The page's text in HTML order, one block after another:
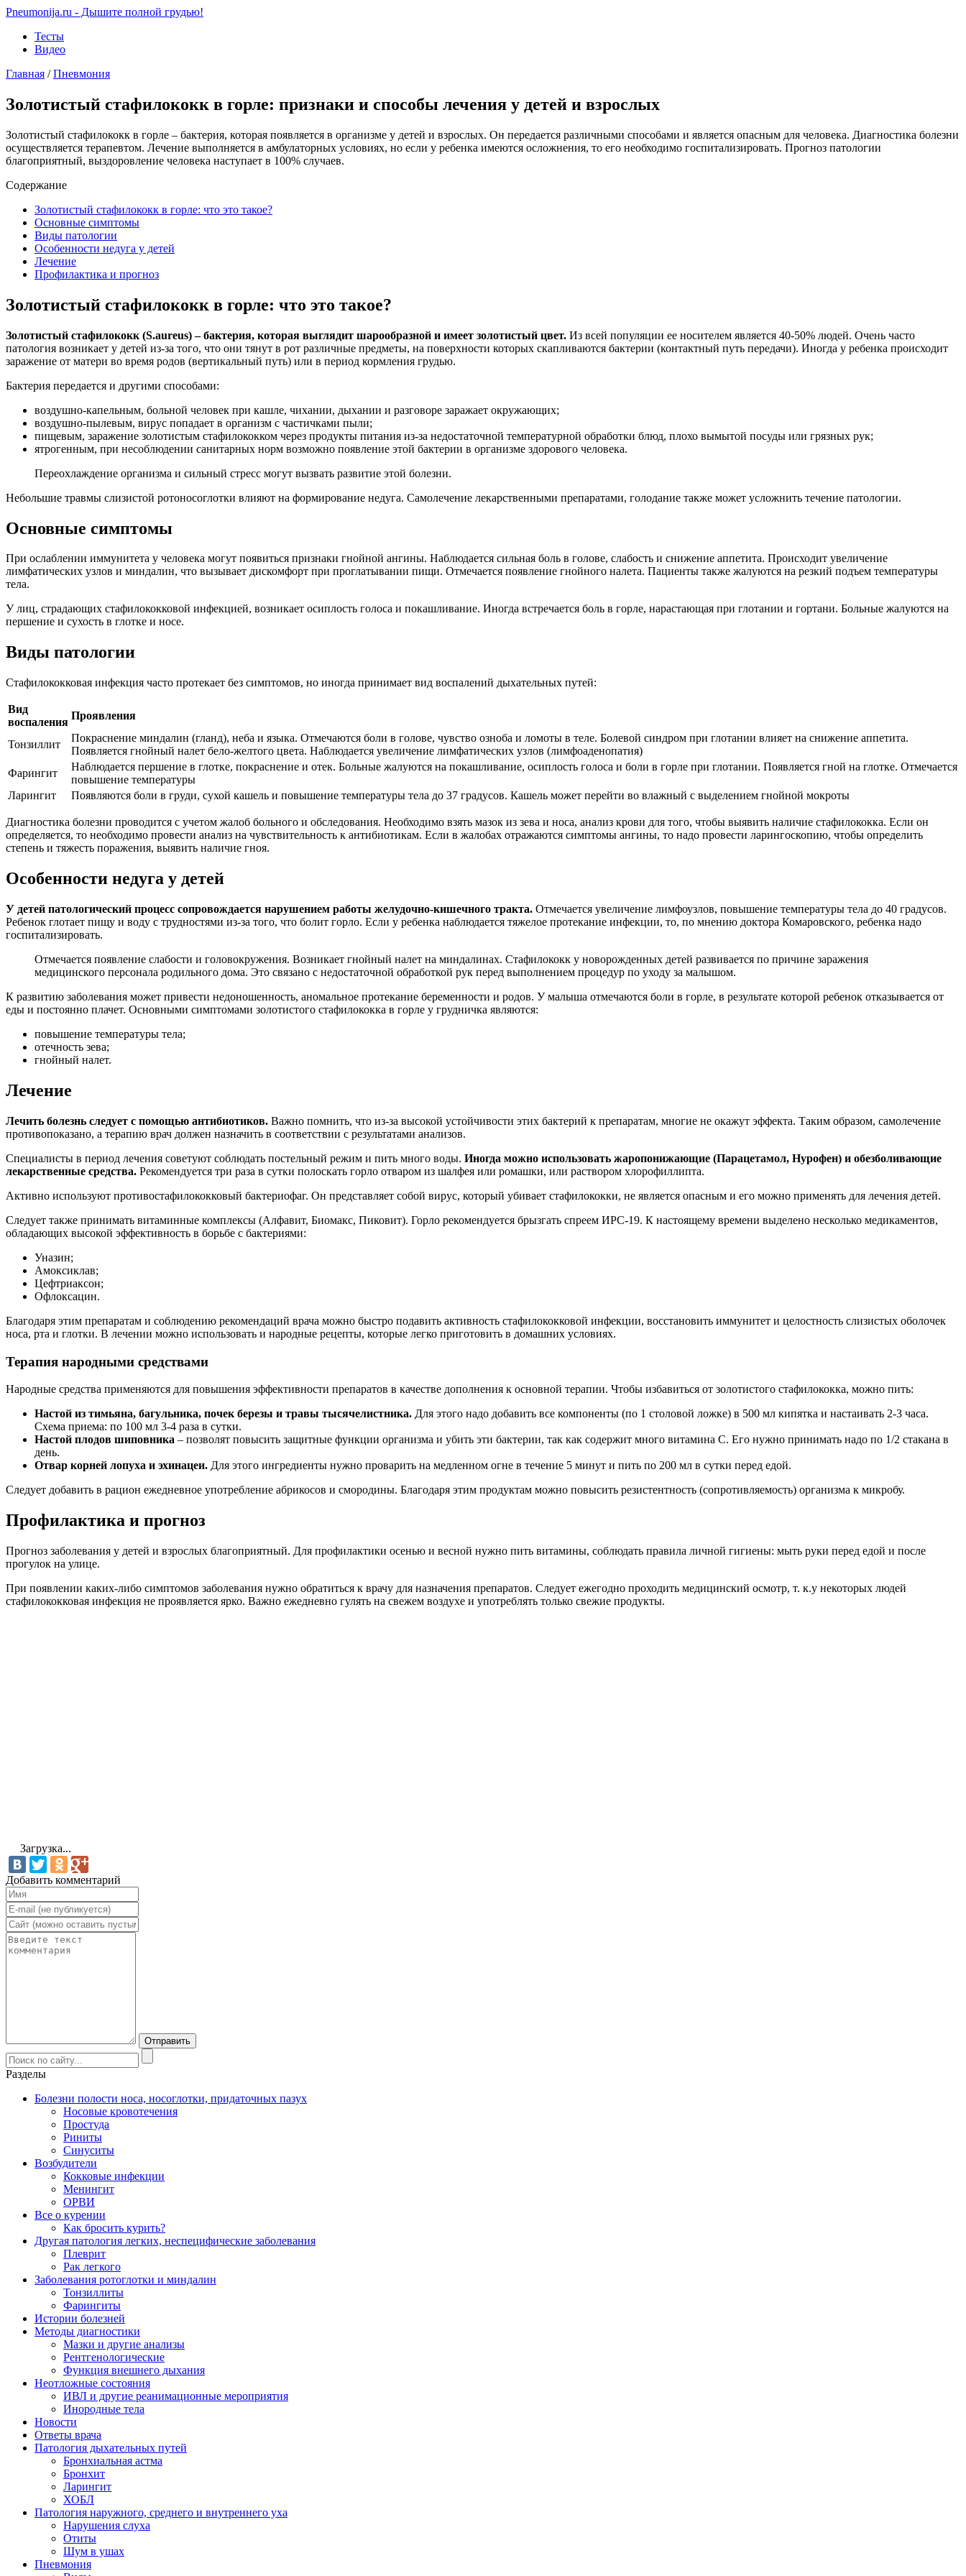
Pneumonija.ru - Дышите полной грудью!
Тесты
Видео
Главная / Пневмония
Золотистый стафилококк в горле: признаки и способы лечения у детей и взрослых
Золотистый стафилококк в горле – бактерия, которая появляется в организме у детей и взрослых. Он передается различными способами и является опасным для человека. Диагностика болезни
осуществляется терапевтом. Лечение выполняется в амбулаторных условиях, но если у ребенка имеются осложнения, то его необходимо госпитализировать. Прогноз патологии
благоприятный, выздоровление человека наступает в 100% случаев.
Содержание
Золотистый стафилококк в горле: что это такое?
Основные симптомы
Виды патологии
Особенности недуга у детей
Лечение
Профилактика и прогноз
Золотистый стафилококк в горле: что это такое?
Золотистый стафилококк (S.aureus) – бактерия, которая выглядит шарообразной и имеет золотистый цвет. Из всей популяции ее носителем является 40-50% людей. Очень часто
патология возникает у детей из-за того, что они тянут в рот различные предметы, на поверхности которых скапливаются бактерии (контактный путь передачи). Иногда у ребенка происходит
заражение от матери во время родов (вертикальный путь) или в период кормления грудью.
Бактерия передается и другими способами:
воздушно-капельным, больной человек при кашле, чихании, дыхании и разговоре заражает окружающих;
воздушно-пылевым, вирус попадает в организм с частичками пыли;
пищевым, заражение золотистым стафилококком через продукты питания из-за недостаточной температурной обработки блюд, плохо вымытой посуды или грязных рук;
ятрогенным, при несоблюдении санитарных норм возможно появление этой бактерии в организме здорового человека.
Переохлаждение организма и сильный стресс могут вызвать развитие этой болезни.
Небольшие травмы слизистой ротоносоглотки влияют на формирование недуга. Самолечение лекарственными препаратами, голодание также может усложнить течение патологии.
Основные симптомы
При ослаблении иммунитета у человека могут появиться признаки гнойной ангины. Наблюдается сильная боль в голове, слабость и снижение аппетита. Происходит увеличение
лимфатических узлов и миндалин, что вызывает дискомфорт при проглатывании пищи. Отмечается появление гнойного налета. Пациенты также жалуются на резкий подъем температуры
тела.
У лиц, страдающих стафилококковой инфекцией, возникает осиплость голоса и покашливание. Иногда встречается боль в горле, нарастающая при глотании и гортани. Больные жалуются на
першение и сухость в глотке и носе.
Виды патологии
Стафилококковая инфекция часто протекает без симптомов, но иногда принимает вид воспалений дыхательных путей:
Вид
воспаления
Проявления
Тонзиллит
Покраснение миндалин (гланд), неба и языка. Отмечаются боли в голове, чувство озноба и ломоты в теле. Болевой синдром при глотании влияет на снижение аппетита.
Появляется гнойный налет бело-желтого цвета. Наблюдается увеличение лимфатических узлов (лимфоаденопатия)
Фарингит
Наблюдается першение в глотке, покраснение и отек. Больные жалуются на покашливание, осиплость голоса и боли в горле при глотании. Появляется гной на глотке. Отмечается
повышение температуры
Ларингит
Появляются боли в груди, сухой кашель и повышение температуры тела до 37 градусов. Кашель может перейти во влажный с выделением гнойной мокроты
Диагностика болезни проводится с учетом жалоб больного и обследования. Необходимо взять мазок из зева и носа, анализ крови для того, чтобы выявить наличие стафилококка. Если он
определяется, то необходимо провести анализ на чувствительность к антибиотикам. Если в жалобах отражаются симптомы ангины, то надо провести ларингоскопию, чтобы определить
степень и тяжесть поражения, выявить наличие гноя.
Особенности недуга у детей
У детей патологический процесс сопровождается нарушением работы желудочно-кишечного тракта. Отмечается увеличение лимфоузлов, повышение температуры тела до 40 градусов.
Ребенок глотает пищу и воду с трудностями из-за того, что болит горло. Если у ребенка наблюдается тяжелое протекание инфекции, то, по мнению доктора Комаровского, ребенка надо
госпитализировать.
Отмечается появление слабости и головокружения. Возникает гнойный налет на миндалинах. Стафилококк у новорожденных детей развивается по причине заражения
медицинского персонала родильного дома. Это связано с недостаточной обработкой рук перед выполнением процедур по уходу за малышом.
К развитию заболевания может привести недоношенность, аномальное протекание беременности и родов. У малыша отмечаются боли в горле, в результате которой ребенок отказывается от
еды и постоянно плачет. Основными симптомами золотистого стафилококка в горле у грудничка являются:
повышение температуры тела;
отечность зева;
гнойный налет.
Лечение
Лечить болезнь следует с помощью антибиотиков. Важно помнить, что из-за высокой устойчивости этих бактерий к препаратам, многие не окажут эффекта. Таким образом, самолечение
противопоказано, а терапию врач должен назначить в соответствии с результатами анализов.
Специалисты в период лечения советуют соблюдать постельный режим и пить много воды. Иногда можно использовать жаропонижающие (Парацетамол, Нурофен) и обезболивающие
лекарственные средства. Рекомендуется три раза в сутки полоскать горло отваром из шалфея или ромашки, или раствором хлорофиллипта.
Активно используют противостафилококковый бактериофаг. Он представляет собой вирус, который убивает стафилококки, не является опасным и его можно применять для лечения детей.
Следует также принимать витаминные комплексы (Алфавит, Биомакс, Пиковит). Горло рекомендуется брызгать спреем ИРС-19. К настоящему времени выделено несколько медикаментов,
обладающих высокой эффективность в борьбе с бактериями:
Уназин;
Амоксиклав;
Цефтриаксон;
Офлоксацин.
Благодаря этим препаратам и соблюдению рекомендаций врача можно быстро подавить активность стафилококковой инфекции, восстановить иммунитет и целостность слизистых оболочек
носа, рта и глотки. В лечении можно использовать и народные рецепты, которые легко приготовить в домашних условиях.
Терапия народными средствами
Народные средства применяются для повышения эффективности препаратов в качестве дополнения к основной терапии. Чтобы избавиться от золотистого стафилококка, можно пить:
Настой из тимьяна, багульника, почек березы и травы тысячелистника. Для этого надо добавить все компоненты (по 1 столовой ложке) в 500 мл кипятка и настаивать 2-3 часа.
Схема приема: по 100 мл 3-4 раза в сутки.
Настой плодов шиповника – позволят повысить защитные функции организма и убить эти бактерии, так как содержит много витамина С. Его нужно принимать надо по 1/2 стакана в
день.
Отвар корней лопуха и эхинацеи. Для этого ингредиенты нужно проварить на медленном огне в течение 5 минут и пить по 200 мл в сутки перед едой.
Следует добавить в рацион ежедневное употребление абрикосов и смородины. Благодаря этим продуктам можно повысить резистентность (сопротивляемость) организма к микробу.
Профилактика и прогноз
Прогноз заболевания у детей и взрослых благоприятный. Для профилактики осенью и весной нужно пить витамины, соблюдать правила личной гигиены: мыть руки перед едой и после
прогулок на улице.
При появлении каких-либо симптомов заболевания нужно обратиться к врачу для назначения препаратов. Следует ежегодно проходить медицинский осмотр, т. к.у некоторых людей
стафилококковая инфекция не проявляется ярко. Важно ежедневно гулять на свежем воздухе и употреблять только свежие продукты.
Загрузка...
Добавить комментарий
Разделы
Болезни полости носа, носоглотки, придаточных пазух
Носовые кровотечения
Простуда
Риниты
Синуситы
Возбудители
Кокковые инфекции
Менингит
ОРВИ
Все о курении
Как бросить курить?
Другая патология легких, неспецифические заболевания
Плеврит
Рак легкого
Заболевания ротоглотки и миндалин
Тонзиллиты
Фарингиты
Истории болезней
Методы диагностики
Мазки и другие анализы
Рентгенологические
Функция внешнего дыхания
Неотложные состояния
ИВЛ и другие реанимационные мероприятия
Инородные тела
Новости
Ответы врача
Патология дыхательных путей
Бронхиальная астма
Бронхит
Ларингит
ХОБЛ
Патология наружного, среднего и внутреннего уха
Нарушения слуха
Отиты
Шум в ушах
Пневмония